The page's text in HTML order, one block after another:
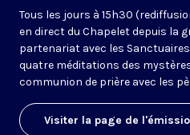
Tous les jours à 15h30
en direct du Chapelet depuis la
partenariat avec les
quatre méditations des
communion de prière avec les
Visiter la page de